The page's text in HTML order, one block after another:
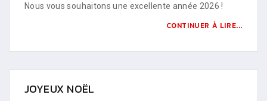
Nous vous souhaitons une excellente année 2026 !
CONTINUER À LIRE...
JOYEUX NOËL